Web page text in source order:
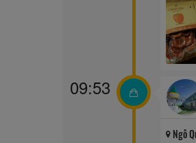
09:53
Ngô